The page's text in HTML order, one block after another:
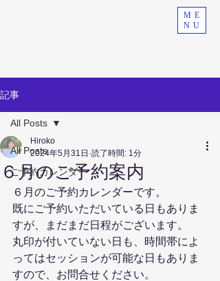
ME
NU
記事
All Posts
ご予約カレンダー
All Posts
６月のご予約案内
Hiroko
2024年5月31日 読了時間: 1分
６月のご予約カレンダーです。
既にご予約いただいている日もありま
すが、まだまだ日程がございます。
丸印が付いていない日も、時間帯によ
ってはセッションが可能な日もありま
すので、お問合せください。